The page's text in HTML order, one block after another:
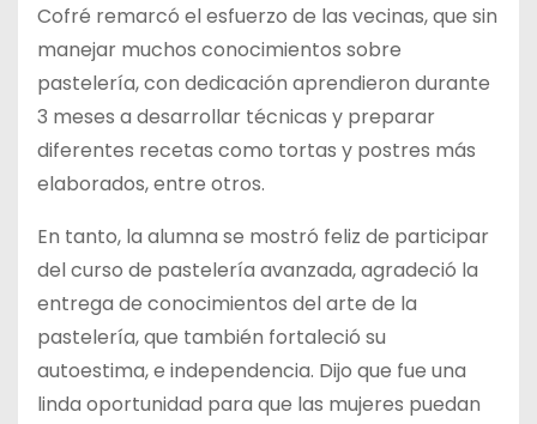
Cofré remarcó el esfuerzo de las vecinas, que sin
manejar muchos conocimientos sobre
pastelería, con dedicación aprendieron durante
3 meses a desarrollar técnicas y preparar
diferentes recetas como tortas y postres más
elaborados, entre otros.
En tanto, la alumna se mostró feliz de participar
del curso de pastelería avanzada, agradeció la
entrega de conocimientos del arte de la
pastelería, que también fortaleció su
autoestima, e independencia. Dijo que fue una
linda oportunidad para que las mujeres puedan